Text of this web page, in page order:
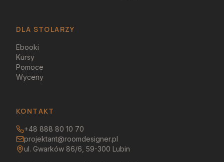
DLA STOLARZY
Ebooki
Kursy
Pomoce
Wyceny
KONTAKT
+48 888 80 10 70
projektant@roomdesigner.pl
ul. Gwarków 86/6, 59-300 Lubin